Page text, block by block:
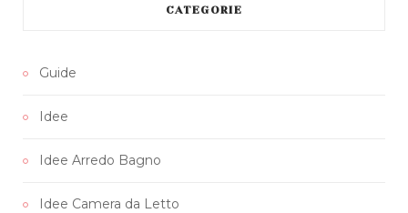
CATEGORIE
Guide
Idee
Idee Arredo Bagno
Idee Camera da Letto